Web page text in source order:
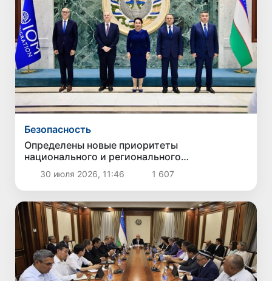
Безопасность
Определены новые приоритеты
национального и регионального
сотрудничества в сфере противодействия
торговле людьми
30 июля 2026, 11:46 1 607